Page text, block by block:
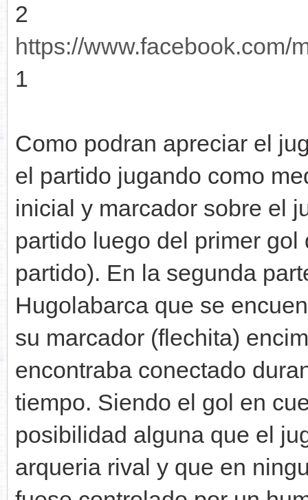
2
https://www.facebook.com/
1
Como podran apreciar el
el partido jugando como
inicial y marcador sobre el
partido luego del primer
partido). En la segunda
Hugolabarca que se
su marcador (flechita)
encontraba conectado
tiempo. Siendo el gol en
posibilidad alguna que el
arqueria rival y que en